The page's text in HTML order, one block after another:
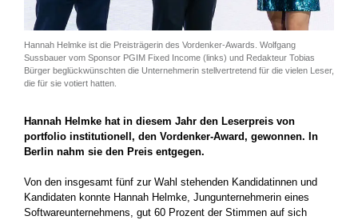
Hannah Helmke ist die Preisträgerin des Vordenker-Awards. Wolfgang
Sussbauer vom Sponsor PGIM Fixed Income (links) und Redakteur Tobias
Bürger beglückwünschten die Unternehmerin stellvertretend für die vielen Leser,
die für sie votiert hatten.
Hannah Helmke hat in diesem Jahr den Leserpreis von
portfolio institutionell, den Vordenker-Award, gewonnen. In
Berlin nahm sie den Preis entgegen.
Von den insgesamt fünf zur Wahl stehenden Kandidatinnen und
Kandidaten konnte Hannah Helmke, Jungunternehmerin eines
Softwareunternehmens, gut 60 Prozent der Stimmen auf sich